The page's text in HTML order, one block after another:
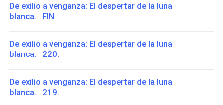
De exilio a venganza: El despertar de la luna
blanca. FIN
De exilio a venganza: El despertar de la luna
blanca. 220.
De exilio a venganza: El despertar de la luna
blanca. 219.